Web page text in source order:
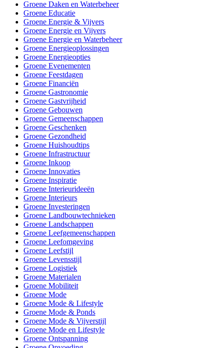
Groene Daken en Waterbeheer
Groene Educatie
Groene Energie & Vijvers
Groene Energie en Vijvers
Groene Energie en Waterbeheer
Groene Energieoplossingen
Groene Energieopties
Groene Evenementen
Groene Feestdagen
Groene Financiën
Groene Gastronomie
Groene Gastvrijheid
Groene Gebouwen
Groene Gemeenschappen
Groene Geschenken
Groene Gezondheid
Groene Huishoudtips
Groene Infrastructuur
Groene Inkoop
Groene Innovaties
Groene Inspiratie
Groene Interieurideeën
Groene Interieurs
Groene Investeringen
Groene Landbouwtechnieken
Groene Landschappen
Groene Leefgemeenschappen
Groene Leefomgeving
Groene Leefstijl
Groene Levensstijl
Groene Logistiek
Groene Materialen
Groene Mobiliteit
Groene Mode
Groene Mode & Lifestyle
Groene Mode & Ponds
Groene Mode & Vijverstijl
Groene Mode en Lifestyle
Groene Ontspanning